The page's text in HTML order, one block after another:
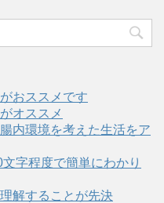
おススメです
オススメ
内環境を考えた生活をア
字程度で簡単にわかり
解することが先決